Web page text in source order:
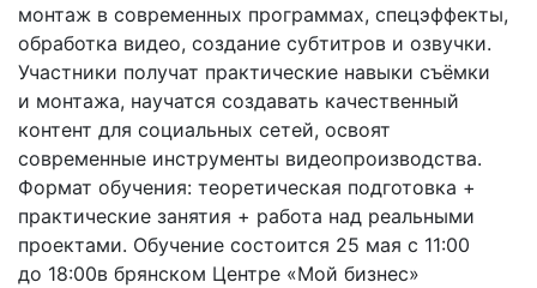
монтаж в современных программах, спецэффекты,
обработка видео, создание субтитров и озвучки.
Участники получат практические навыки съёмки
и монтажа, научатся создавать качественный
контент для социальных сетей, освоят
современные инструменты видеопроизводства.
Формат обучения: теоретическая подготовка +
практические занятия + работа над реальными
проектами. Обучение состоится 25 мая с 11:00
до 18:00в брянском Центре «Мой бизнес»